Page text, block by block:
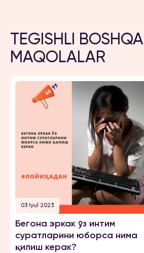
TEGISHLI BOSHQA
MAQOLALAR
03 Iyul 2023
Бегона эркак ўз интим
суратларини юборса нима
қилиш керак?